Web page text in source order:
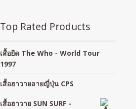
Top Rated Products
เสื้อยืด The Who - World Tour
1997
เสื้อฮาวายลายญี่ปุ่น CPS
เสื้อฮาวาย SUN SURF -